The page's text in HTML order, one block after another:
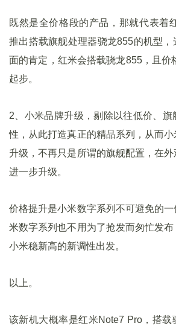
既然是全价格段的产品，那就代表着
推出搭载旗舰处理器骁龙855的机型
面的肯定，红米会搭载骁龙855，且价
起步。
2、小米品牌升级，剔除以往低价、旗
性，从此打造真正的精品系列，从而
升级，不再只是所谓的旗舰配置，在
进一步升级。
价格提升是小米数字系列不可避免的
米数字系列也不用为了抢发而匆忙发布
小米稳新高的新调性出发。
以上。
该新机大概率是红米Note7 Pro，搭载